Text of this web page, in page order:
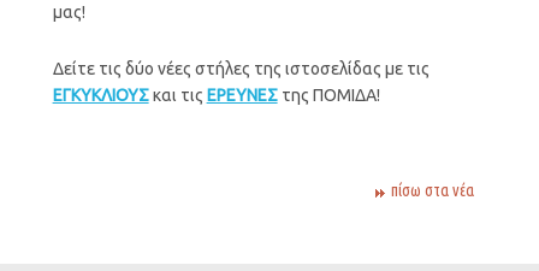
μας!
Δείτε τις δύο νέες στήλες της ιστοσελίδας με τις
ΕΓΚΥΚΛΙΟΥΣκαι τις ΕΡΕΥΝΕΣτης ΠΟΜΙΔΑ!
πίσω στα νέα